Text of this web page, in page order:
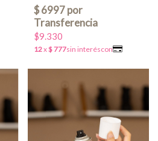
$9.330